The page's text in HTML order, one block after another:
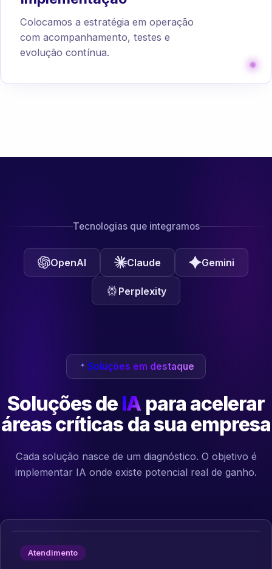
Colocamos a estratégia em operação
com acompanhamento, testes e
evolução contínua.
Tecnologias que integramos
OpenAI Claude Gemini
Perplexity
Soluções em destaque
Soluções de IA para acelerar
áreas críticas da sua empresa
Cada solução nasce de um diagnóstico. O objetivo é
implementar IA onde existe potencial real de ganho.
Atendimento